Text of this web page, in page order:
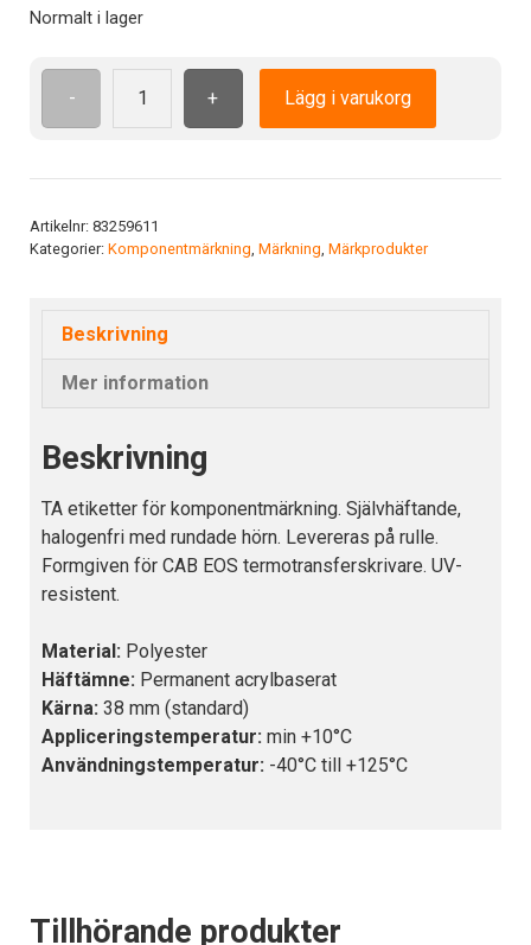
Normalt i lager
-
b
+ Lägg i varukorg
Artikelnr: 83259611
Kategorier: Komponentmärkning Märkning Märkprodukter
Beskrivning
Mer information
Beskrivning
TA etiketter för komponentmärkning. Självhäftande,
halogenfri med rundade hörn. Levereras på rulle.
Formgiven för CAB EOS termotransferskrivare. UV-
resistent.
Material: Polyester
Häftämne: Permanent acrylbaserat
Kärna: 38 mm (standard)
Appliceringstemperatur: min +10°C
Användningstemperatur: -40°C till +125°C
Tillhörande produkter